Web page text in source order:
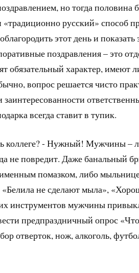
но тогда половина
русский» способ
этот день и
поздравления – это
обязательный характер, имеют
вопрос решается чисто
всегда ставит в тупик.
коллеге? - Нужный! Мужчины –
не повредит. Даже банальный
помазком, либо
«Белила не сделают мыла»,
инструментов мужчины
предпраздничный опрос
отверток, нож, алкоголь,